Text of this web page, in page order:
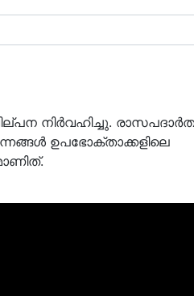
നിർവഹിച്ചു.
ഉപഭോക്താക്കളിലെ